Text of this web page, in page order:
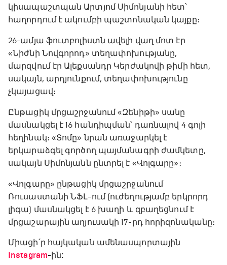
կիսապաշտպան Արտյոմ Սիմոնյանի հետ՝
հաղորդում է ակումբի պաշտոնական կայքը։
26-ամյա ֆուտբոլիստն ավելի վաղ մոտ էր
«Նիժնի Նովգորոդ» տեղափոխությանը,
մարզվում էր Ալեքսանդր Կերժակովի թիմի հետ,
սակայն, արդյունքում, տեղափոխությունը
չկայացավ։
Ընթացիկ մրցաշրջանում «Զենիթի» սանը
մասնակցել է 16 հանդիպման՝ դառնալով 4 գոլի
հեղինակ։ «Տոմը» նրան առաջարկել է
երկարաձգել գործող պայմանագրի ժամկետը,
սակայն Սիմոնյանն ընտրել է «Վոլգարը»։
«Վոլգարը» ընթացիկ մրցաշրջանում
Ռուսաստանի ՆՖԼ-ում (ուժեղությամբ երկրորդ
լիգա) մասնակցել է 6 խաղի և զբաղեցնում է
մրցաշարային աղյուսակի 17-րդ հորիզոնականը։
Միացի՛ր հայկական ամենասպորտային
Instagram-ին: